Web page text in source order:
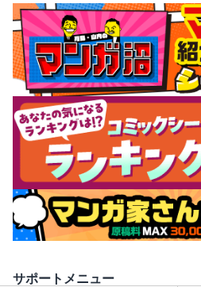
サポートメニュー